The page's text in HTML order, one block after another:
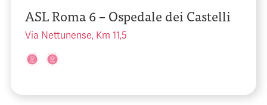
ASL Roma 6 – Ospedale dei Castelli
Via Nettunense, Km 11,5